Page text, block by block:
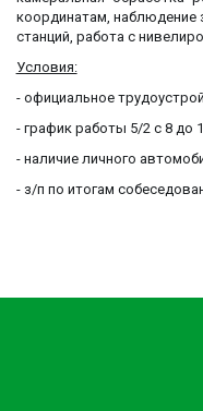
координатам, наблюдение
станций, работа с
Условия:
- официальное
- график работы 5/2 с 8 до
- наличие личного
- з/п по итогам